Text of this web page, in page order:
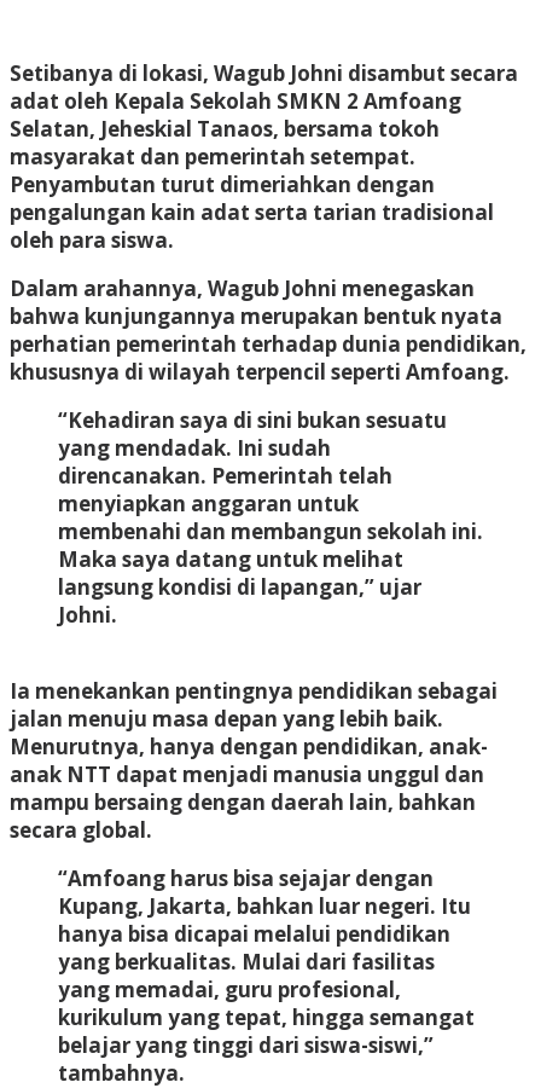
Setibanya di lokasi, Wagub Johni disambut secara
adat oleh Kepala Sekolah SMKN 2 Amfoang
Selatan, Jeheskial Tanaos, bersama tokoh
masyarakat dan pemerintah setempat.
Penyambutan turut dimeriahkan dengan
pengalungan kain adat serta tarian tradisional
oleh para siswa.
Dalam arahannya, Wagub Johni menegaskan
bahwa kunjungannya merupakan bentuk nyata
perhatian pemerintah terhadap dunia pendidikan,
khususnya di wilayah terpencil seperti Amfoang.
“Kehadiran saya di sini bukan sesuatu
yang mendadak. Ini sudah
direncanakan. Pemerintah telah
menyiapkan anggaran untuk
membenahi dan membangun sekolah ini.
Maka saya datang untuk melihat
langsung kondisi di lapangan,” ujar
Johni.
Ia menekankan pentingnya pendidikan sebagai
jalan menuju masa depan yang lebih baik.
Menurutnya, hanya dengan pendidikan, anak-
anak NTT dapat menjadi manusia unggul dan
mampu bersaing dengan daerah lain, bahkan
secara global.
“Amfoang harus bisa sejajar dengan
Kupang, Jakarta, bahkan luar negeri. Itu
hanya bisa dicapai melalui pendidikan
yang berkualitas. Mulai dari fasilitas
yang memadai, guru profesional,
kurikulum yang tepat, hingga semangat
belajar yang tinggi dari siswa-siswi,”
tambahnya.